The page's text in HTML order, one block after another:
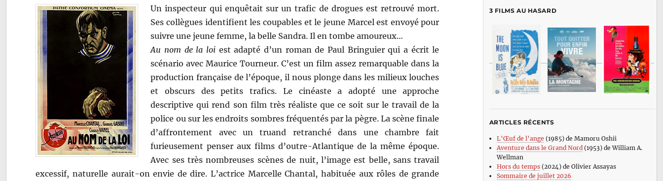
Un inspecteur qui enquêtait sur un trafic de drogues est retrouvé mort.
Ses collègues identifient les coupables et le jeune Marcel est envoyé pour
suivre une jeune femme, la belle Sandra. Il en tombe amoureux…
Au nom de la loi est adapté d’un roman de Paul Bringuier qui a écrit le
scénario avec Maurice Tourneur. C’est un film assez remarquable dans la
production française de l’époque, il nous plonge dans les milieux louches
et obscurs des petits trafics. Le cinéaste a adopté une approche
descriptive qui rend son film très réaliste que ce soit sur le travail de la
police ou sur les endroits sombres fréquentés par la pègre. La scène finale
d’affrontement avec un truand retranché dans une chambre fait
furieusement penser aux films d’outre-Atlantique de la même époque.
Avec ses très nombreuses scènes de nuit, l’image est belle, sans travail
excessif, naturelle aurait-on envie de dire. L’actrice Marcelle Chantal, habituée aux rôles de grande
3 FILMS AU HASARD
ARTICLES RÉCENTS
L’Œuf de l’ange (1985) de Mamoru Oshii
Aventure dans le Grand Nord(1953) de William A.
Wellman
Hors du temps(2024) de Olivier Assayas
Sommaire de juillet 2026